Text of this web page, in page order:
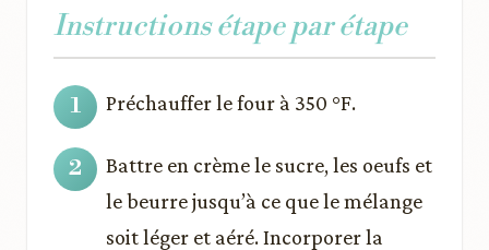
Instructions étape par étape
Préchauffer le four à 350 °F.
Battre en crème le sucre, les oeufs et
le beurre jusqu’à ce que le mélange
soit léger et aéré. Incorporer la